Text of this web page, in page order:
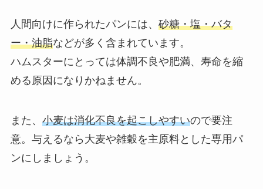
人間向けに作られたパンには、 砂糖・塩・バタ
ー・油脂などが多く含まれています。
ハムスターにとっては体調不良や肥満、寿命を縮
める原因になりかねません。
また、 小麦は消化不良を起こしやすいので要注
意。与えるなら大麦や雑穀を主原料とした専用パ
ンにしましょう。